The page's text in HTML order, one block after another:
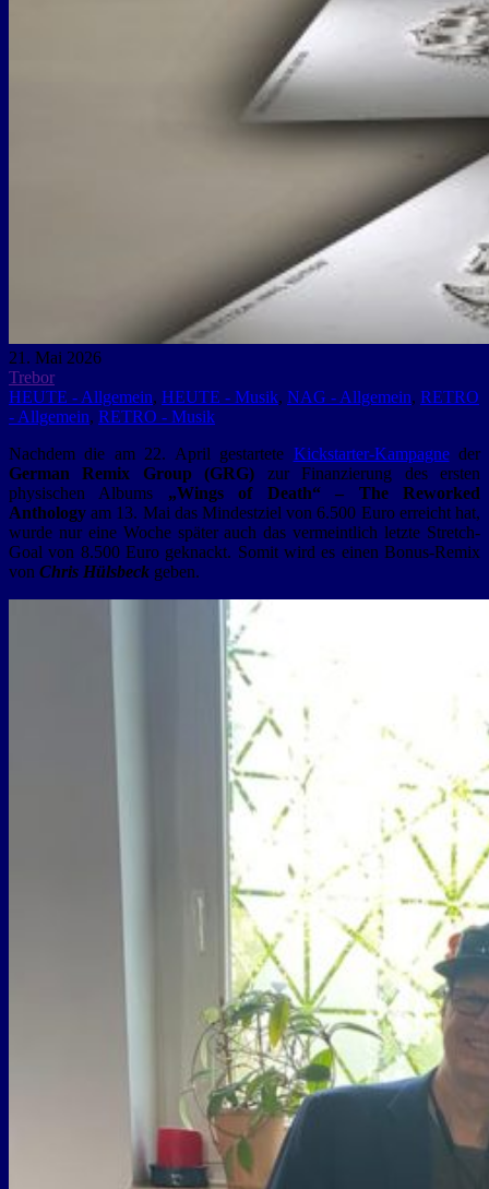
21. Mai 2026
Trebor
HEUTE - Allgemein, HEUTE - Musik, NAG - Allgemein, RETRO
- Allgemein, RETRO - Musik
Nachdem die am 22. April gestartete Kickstarter-Kampagneder
German Remix Group (GRG) zur Finanzierung des ersten
physischen Albums „Wings of Death“ – The Reworked
Anthology am 13. Mai das Mindestziel von 6.500 Euro erreicht hat,
wurde nur eine Woche später auch das vermeintlich letzte Stretch-
Goal von 8.500 Euro geknackt. Somit wird es einen Bonus-Remix
von Chris Hülsbeck geben.